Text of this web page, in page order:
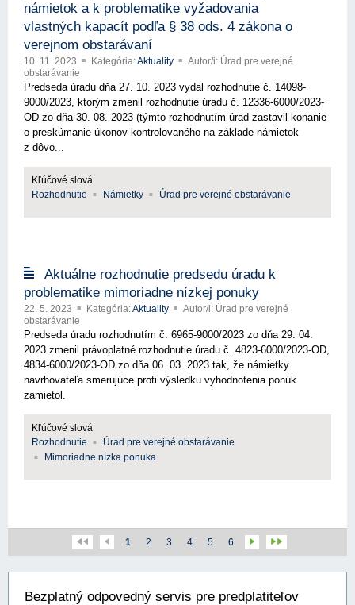
námietok a k problematike vyžadovania
vlastných kapacít podľa § 38 ods. 4 zákona o
verejnom obstarávaní
10. 11. 2023 Kategória:Aktuality
Autor/i: Úrad pre verejné
obstarávanie
Predseda úradu dňa 27. 10. 2023 vydal rozhodnutie č. 14098-
9000/2023, ktorým zmenil rozhodnutie úradu č. 12336-6000/2023-
OD zo dňa 30. 08. 2023 (týmto rozhodnutím úrad zastavil konanie
o preskúmanie úkonov kontrolovaného na základe námietok
z dôvo...
Kľúčové slová
Rozhodnutie
Námietky Úrad pre verejné obstarávanie
Aktuálne rozhodnutie predsedu úradu k
problematike mimoriadne nízkej ponuky
22. 5. 2023 Kategória:Aktuality
Autor/i: Úrad pre verejné
obstarávanie
Predseda úradu rozhodnutím č. 6965-9000/2023 zo dňa 29. 04.
2023 zmenil právoplatné rozhodnutie úradu č. 4823-6000/2023-OD,
4834-6000/2023-OD zo dňa 06. 03. 2023 tak, že námietky
navrhovateľa smerujúce proti výsledku vyhodnotenia ponúk
zamietol.
Kľúčové slová
Rozhodnutie
Úrad pre verejné obstarávanie
Mimoriadne nízka ponuka
1 2 3 4 5 6
Bezplatný odpovedný servis pre predplatiteľov